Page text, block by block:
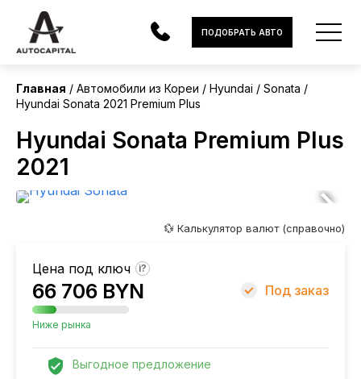
АВТОМОБИЛИ
ЭЛЕКТРОМОБИЛИ
В НАЛИЧИИ
ЛИЗИНГ
НОВОСТИ
ОТЗЫВЫ
ПОДОБРАТЬ АВТО
Главная Автомобили из Кореи Hyundai
Sonata
Hyundai Sonata 2021 Premium Plus
Hyundai Sonata Premium Plus
2021
Корея
💱 Калькулятор валют (справочно)
Цена под ключ ?
66 706 BYN
Ниже рынка
Под заказ
Выгодное предложение